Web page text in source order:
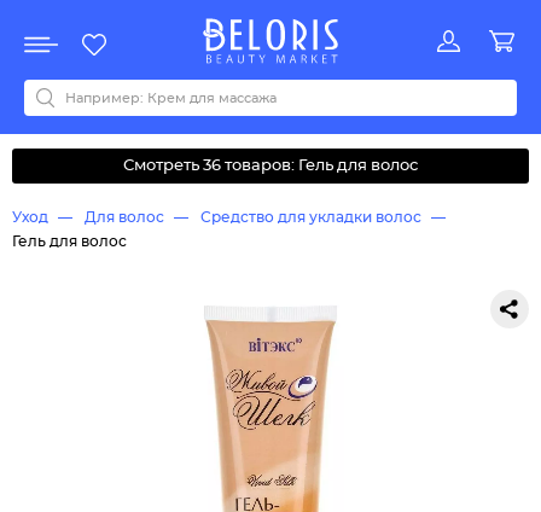
Акции
Все бренды
0-9ABCDEFGHIJKLMNOPQRSTUVWYZАБВДЗИМОКЛНПРСТУФ
Смотреть 36 товаров: Гель для волос
Уход Для волос
Средство для укладки волос
Гель для волос